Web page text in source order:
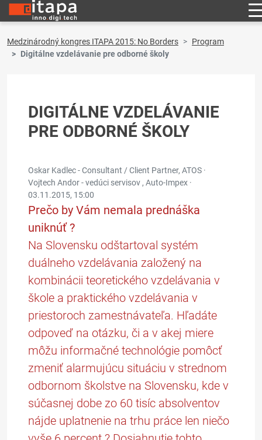
Medzinárodný kongres ITAPA 2015: No Borders
Program
Digitálne vzdelávanie pre odborné školy
DIGITÁLNE VZDELÁVANIE
PRE ODBORNÉ ŠKOLY
Oskar Kadlec - Consultant / Client Partner, ATOS ·
Vojtech Andor - vedúci servisov , Auto-Impex ·
03.11.2015, 15:00
Prečo by Vám nemala prednáška
uniknúť ?
Na Slovensku odštartoval systém
duálneho vzdelávania založený na
kombinácii teoretického vzdelávania v
škole a praktického vzdelávania v
priestoroch zamestnávateľa. Hľadáte
odpoveď na otázku, či a v akej miere
môžu informačné technológie pomôcť
zmeniť alarmujúcu situáciu v strednom
odbornom školstve na Slovensku, kde v
súčasnej dobe zo 60 tisíc absolventov
nájde uplatnenie na trhu práce len niečo